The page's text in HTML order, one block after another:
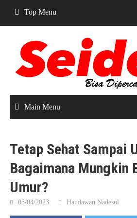
content
Top Menu
Main Menu
Tetap Sehat Sampai
Bagaimana Mungkin
Umur?
03/04/2023 Handawan Nadesul